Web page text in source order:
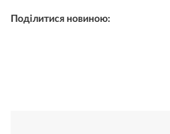
Поділитися новиною: